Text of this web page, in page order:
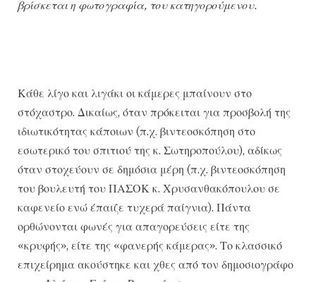
βρίσκεται η φωτογραφία, του κατηγορούμενου.
Κάθε λίγο και λιγάκι οι κάμερες μπαίνουν στο
στόχαστρο. Δικαίως, όταν πρόκειται για προσβολή της
ιδιωτικότητας κάποιων (π.χ. βιντεοσκόπηση στο
εσωτερικό του σπιτιού της κ. Σωτηροπούλου), αδίκως
όταν στοχεύουν σε δημόσια μέρη (π.χ. βιντεοσκόπηση
του βουλευτή του ΠΑΣΟΚ κ. Χρυσανθακόπουλου σε
καφενείο ενώ έπαιζε τυχερά παίγνια). Πάντα
ορθώνονται φωνές για απαγορεύσεις είτε της
«κρυφής», είτε της «φανερής κάμερας». Το κλασσικό
επιχείρημα ακούστηκε και χθες από τον δημοσιογράφο